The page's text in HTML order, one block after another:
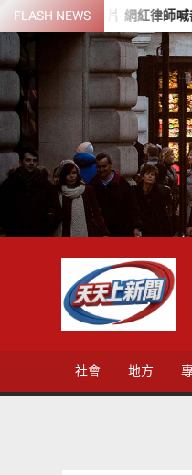
Skip
to
content
FLASH NEWS
沒影片 網紅律師喊都提告 法
社會 地方